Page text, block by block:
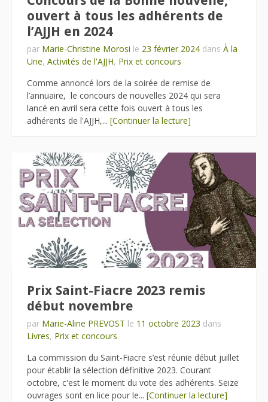
ouvert à tous les adhérents de
l’AJJH en 2024
par Marie-Christine Morosi le 23 février 2024 dans À la
Une, Activités de l'AJJH, Prix et concours
Comme annoncé lors de la soirée de remise de
l’annuaire, le concours de nouvelles 2024 qui sera
lancé en avril sera cette fois ouvert à tous les
adhérents de l'AJJH,... [Continuer la lecture]
Prix Saint-Fiacre 2023 remis
début novembre
par Marie-Aline PREVOST le 11 octobre 2023 dans
Livres, Prix et concours
La commission du Saint-Fiacre s’est réunie début juillet
pour établir la sélection définitive 2023. Courant
octobre, c'est le moment du vote des adhérents. Seize
ouvrages sont en lice pour le... [Continuer la lecture]